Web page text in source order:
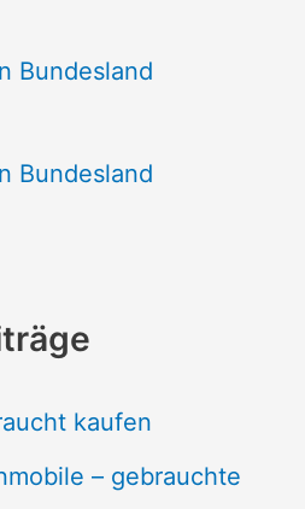
Bundesland
Bundesland
kaufen
– gebrauchte